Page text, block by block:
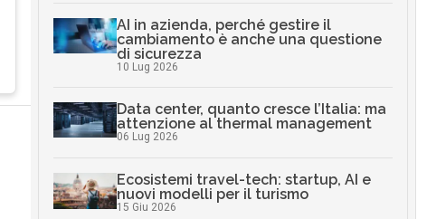
AI in azienda, perché gestire il
cambiamento è anche una questione
di sicurezza
10 Lug 2026
Data center, quanto cresce l’Italia: ma
attenzione al thermal management
06 Lug 2026
Ecosistemi travel-tech: startup, AI e
nuovi modelli per il turismo
15 Giu 2026